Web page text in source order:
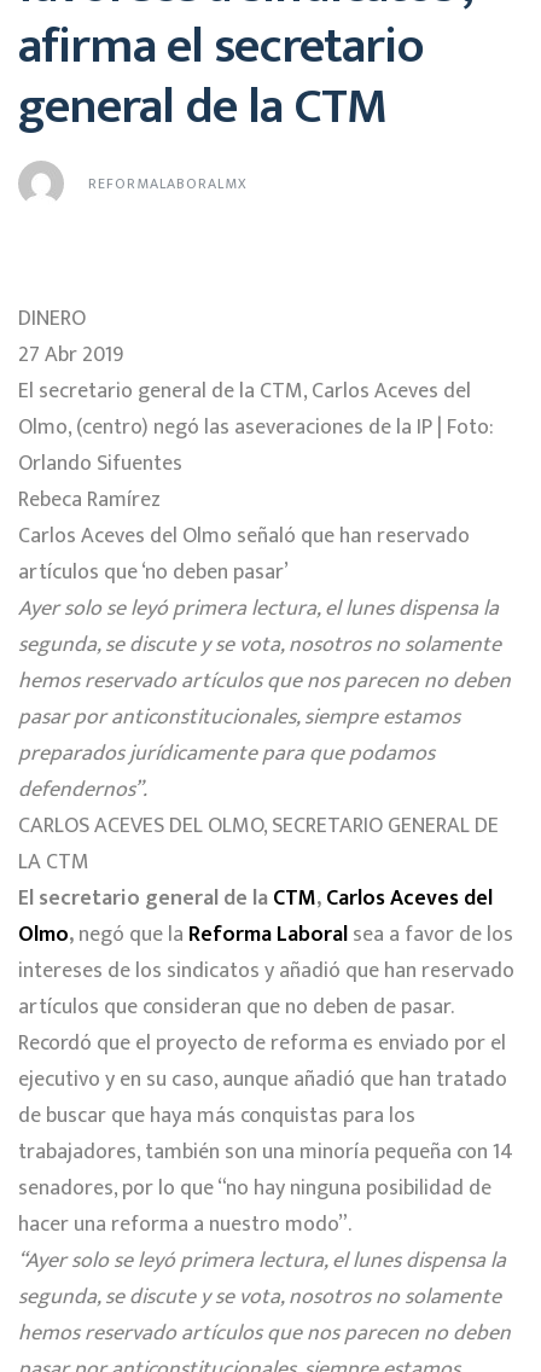
afirma el secretario
general de la CTM
REFORMALABORALMX
DINERO
27 Abr 2019
El secretario general de la CTM, Carlos Aceves del
Olmo, (centro) negó las aseveraciones de la IP | Foto:
Orlando Sifuentes
Rebeca Ramírez
Carlos Aceves del Olmo señaló que han reservado
artículos que ‘no deben pasar’
Ayer solo se leyó primera lectura, el lunes dispensa la
segunda, se discute y se vota, nosotros no solamente
hemos reservado artículos que nos parecen no deben
pasar por anticonstitucionales, siempre estamos
preparados jurídicamente para que podamos
defendernos”.
CARLOS ACEVES DEL OLMO, SECRETARIO GENERAL DE
LA CTM
El secretario general de laCTM,Carlos Aceves del
Olmo,negó que la Reforma Laboralsea a favor de los
intereses de los sindicatos y añadió que han reservado
artículos que consideran que no deben de pasar.
Recordó que el proyecto de reforma es enviado por el
ejecutivo y en su caso, aunque añadió que han tratado
de buscar que haya más conquistas para los
trabajadores, también son una minoría pequeña con 14
senadores, por lo que “no hay ninguna posibilidad de
hacer una reforma a nuestro modo”.
“Ayer solo se leyó primera lectura, el lunes dispensa la
segunda, se discute y se vota, nosotros no solamente
hemos reservado artículos que nos parecen no deben